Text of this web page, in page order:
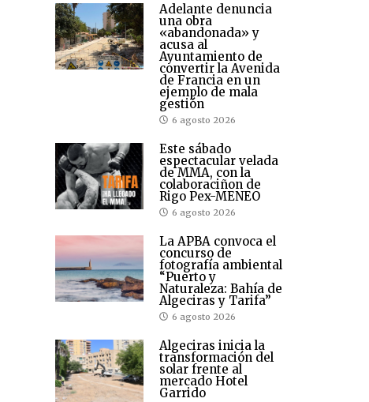
Adelante denuncia
una obra
«abandonada» y
acusa al
Ayuntamiento de
convertir la Avenida
de Francia en un
ejemplo de mala
gestión
6 agosto 2026
Este sábado
espectacular velada
de MMA, con la
colaboraciñon de
Rigo Pex-MENEO
6 agosto 2026
La APBA convoca el
concurso de
fotografía ambiental
“Puerto y
Naturaleza: Bahía de
Algeciras y Tarifa”
6 agosto 2026
Algeciras inicia la
transformación del
solar frente al
mercado Hotel
Garrido